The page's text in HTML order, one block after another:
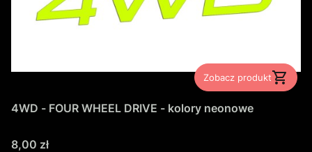
Zobacz produkt
4WD - FOUR WHEEL DRIVE - kolory neonowe
Cena
8,00 zł